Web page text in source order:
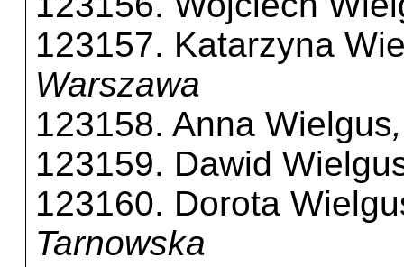
123157. Katarzyna
Warszawa
123158. Anna Wielgus
123159. Dawid
123160. Dorota
Tarnowska